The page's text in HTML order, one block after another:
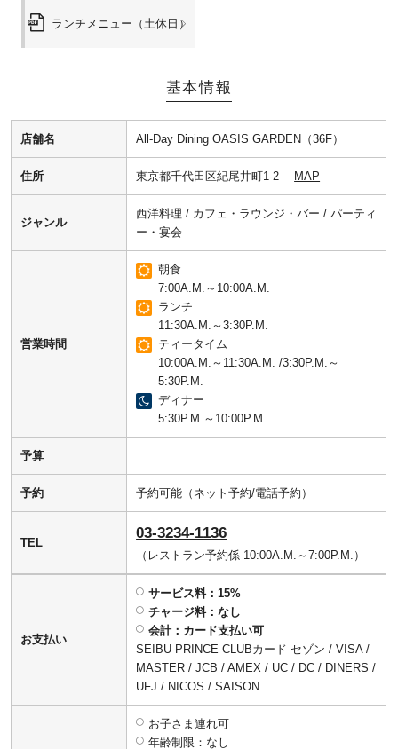
ランチメニュー（土休日）
基本情報
店舗名 All-Day Dining OASIS GARDEN（36F）
住所 東京都千代田区紀尾井町1-2 MAP
ジャンル
西洋料理 / カフェ・ラウンジ・バー / パーティ
ー・宴会
営業時間
朝食
7:00A.M.～10:00A.M.
ランチ
11:30A.M.～3:30P.M.
ティータイム
10:00A.M.～11:30A.M. /3:30P.M.～
5:30P.M.
ディナー
5:30P.M.～10:00P.M.
予算
予約 予約可能（ネット予約/電話予約）
TEL
03-3234-1136
（レストラン予約係 10:00A.M.～7:00P.M.）
お支払い
サービス料：15%
チャージ料：なし
会計：カード支払い可
SEIBU PRINCE CLUBカード セゾン / VISA /
MASTER / JCB / AMEX / UC / DC / DINERS /
UFJ / NICOS / SAISON
お子さま連れ可
年齢制限：なし